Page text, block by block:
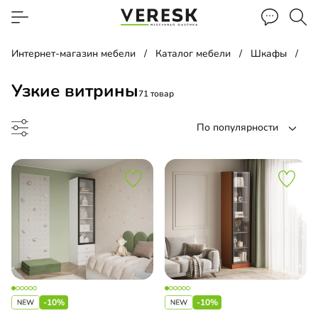
Интернет-магазин мебели Каталог мебели Шкафы
Узкие витрины71 товар
По популярности
шкаф
-10% -10%